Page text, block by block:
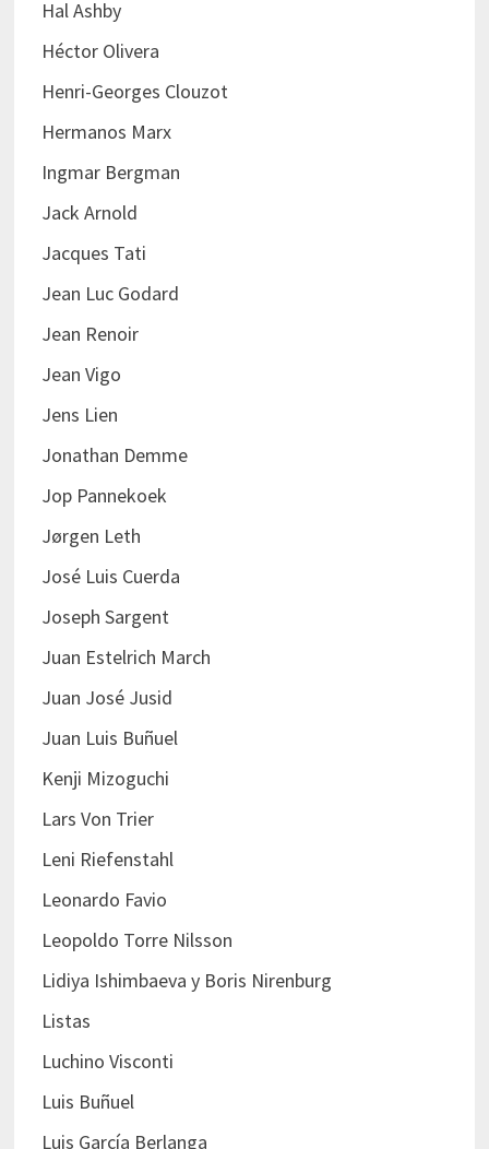
Hal Ashby
Héctor Olivera
Henri-Georges Clouzot
Hermanos Marx
Ingmar Bergman
Jack Arnold
Jacques Tati
Jean Luc Godard
Jean Renoir
Jean Vigo
Jens Lien
Jonathan Demme
Jop Pannekoek
Jørgen Leth
José Luis Cuerda
Joseph Sargent
Juan Estelrich March
Juan José Jusid
Juan Luis Buñuel
Kenji Mizoguchi
Lars Von Trier
Leni Riefenstahl
Leonardo Favio
Leopoldo Torre Nilsson
Lidiya Ishimbaeva y Boris Nirenburg
Listas
Luchino Visconti
Luis Buñuel
Luis García Berlanga